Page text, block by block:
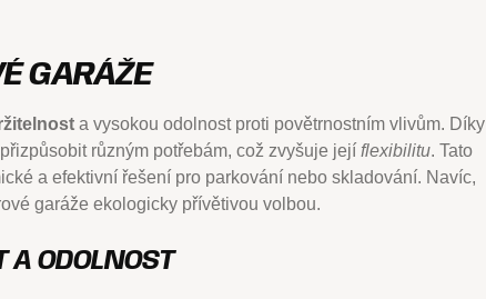
GARÁŽE
a vysokou odolnost proti povětrnostním vlivům. Díky
různým potřebám, což zvyšuje její flexibilitu. Tato
a efektivní řešení pro parkování nebo skladování. Navíc,
garáže ekologicky přívětivou volbou.
A ODOLNOST